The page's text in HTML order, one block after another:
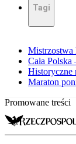
Tagi
Mistrzostwa
Cała
Historyczne
Maraton
Promowane treści